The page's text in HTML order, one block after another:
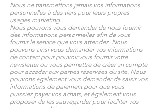
Nous ne transmettons jamais vos informations
personnelles à des tiers pour leurs propres
usages marketing.
Nous pouvons vous demander de nous fournir
des informations personnelles afin de vous
fournir le service que vous attendez. Nous
pouvons ainsi vous demander vos informations
de contact pour pouvoir vous fournir votre
newsletter ou vous permettre de créer un compte
pour accéder aux parties réservées du site. Nous
pouvons également vous demander de saisir vos
informations de paiement pour que vous
puissiez payer vos achats, et également vous
proposer de les sauvegarder pour faciliter vos